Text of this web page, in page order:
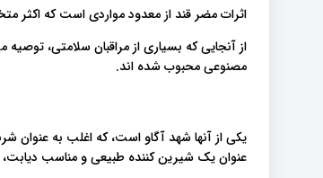
اثرات مضر قند از معدود مواردی است که اکثر
از آنجایی که بسیاری از مراقبان سلامتی،
مصنوعی محبوب شده اند.
یکی از آنها شهد آگاو است، که اغلب به
عنوان یک شیرین کننده طبیعی و مناسب